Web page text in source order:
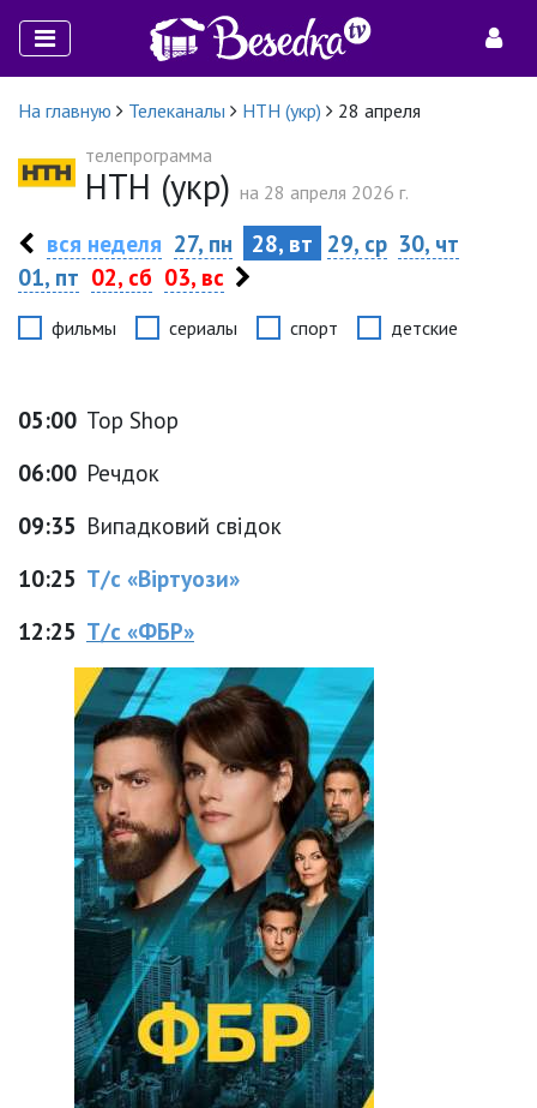
На главную Телеканалы НТН (укр)
28 апреля
телепрограмма
НТН (укр) на 28 апреля 2026 г.
вся неделя 27, пн 28, вт 29, ср 30, чт
01, пт 02, сб 03, вс
фильмы сериалы спорт детские
05:00 Top Shop
06:00 Речдок
09:35 Випадковий свідок
10:25 Т/с «Віртуози»
12:25 Т/с «ФБР»